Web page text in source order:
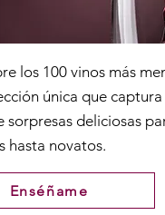
los 100 vinos más
única que
sorpresas deliciosas
hasta novatos.
Enséñame